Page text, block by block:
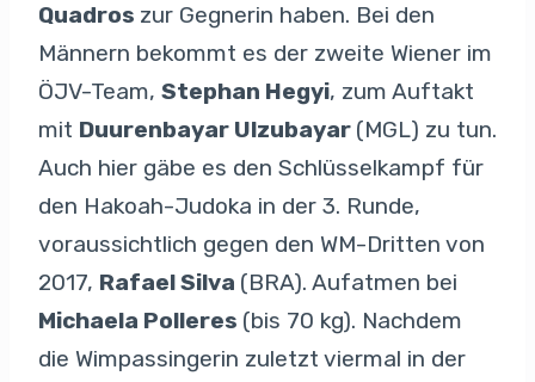
Quadros zur Gegnerin haben. Bei den
Männern bekommt es der zweite Wiener im
ÖJV-Team, Stephan Hegyi, zum Auftakt
mit Duurenbayar Ulzubayar (MGL) zu tun.
Auch hier gäbe es den Schlüsselkampf für
den Hakoah-Judoka in der 3. Runde,
voraussichtlich gegen den WM-Dritten von
2017, Rafael Silva (BRA). Aufatmen bei
Michaela Polleres (bis 70 kg). Nachdem
die Wimpassingerin zuletzt viermal in der